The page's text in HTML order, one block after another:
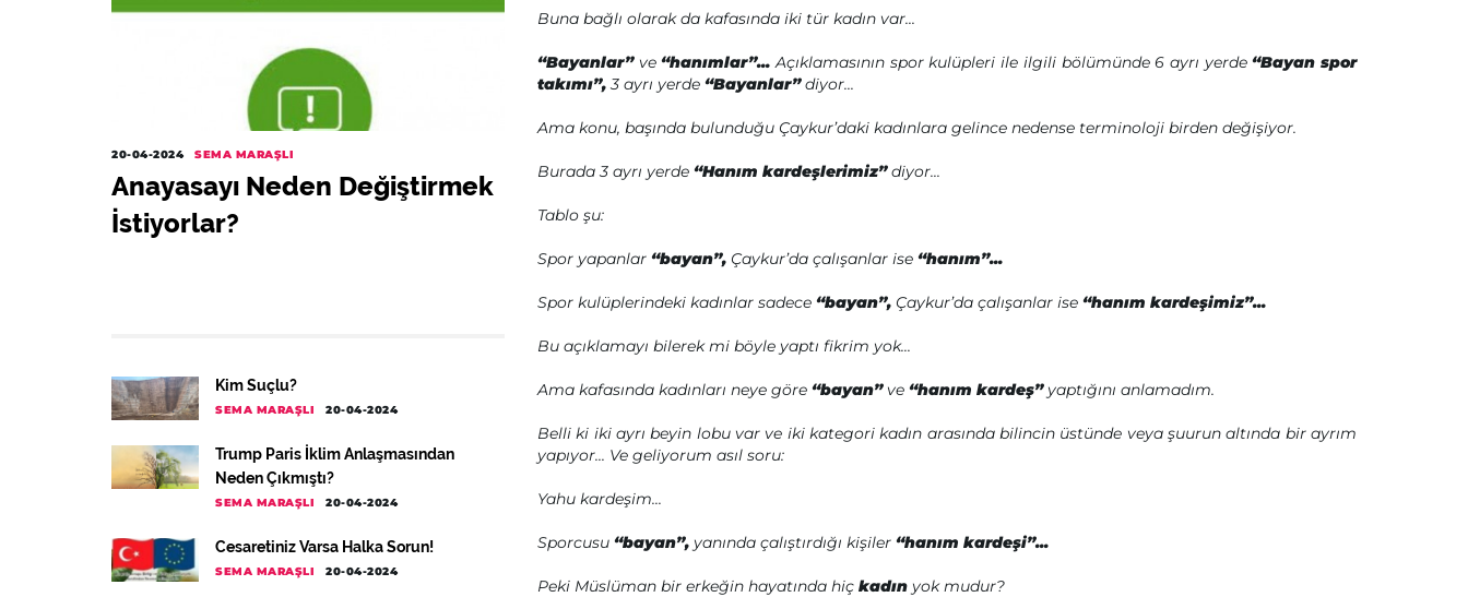
20-04-2024 SEMA MARAŞLI
Anayasayı Neden Değiştirmek
İstiyorlar?
Kim Suçlu?
SEMA MARAŞLI 20-04-2024
Trump Paris İklim Anlaşmasından
Neden Çıkmıştı?
SEMA MARAŞLI 20-04-2024
Cesaretiniz Varsa Halka Sorun!
SEMA MARAŞLI 20-04-2024
Buna bağlı olarak da kafasında iki tür kadın var...
“Bayanlar” ve“hanımlar”...Açıklamasının spor kulüpleri ile ilgili bölümünde 6 ayrı yerde“Bayan spor
takımı”,3 ayrı yerde “Bayanlar”diyor...
Ama konu, başında bulunduğu Çaykur’daki kadınlara gelince nedense terminoloji birden değişiyor.
Burada 3 ayrı yerde “Hanım kardeşlerimiz”diyor...
Tablo şu:
Spor yapanlar “bayan”, Çaykur’da çalışanlar ise “hanım”...
Spor kulüplerindeki kadınlar sadece “bayan”, Çaykur’da çalışanlar ise “hanım kardeşimiz”...
Bu açıklamayı bilerek mi böyle yaptı fikrim yok...
Ama kafasında kadınları neye göre “bayan” ve “hanım kardeş” yaptığını anlamadım.
Belli ki iki ayrı beyin lobu var ve iki kategori kadın arasında bilincin üstünde veya şuurun altında bir ayrım
yapıyor... Ve geliyorum asıl soru:
Yahu kardeşim...
Sporcusu “bayan”, yanında çalıştırdığı kişiler “hanım kardeşi”...
Peki Müslüman bir erkeğin hayatında hiç kadın yok mudur?